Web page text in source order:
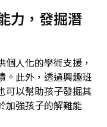
力，發掘潛
人化的學術支援，
。此外，透過興趣班
可以幫助孩子發掘其
加強孩子的解難能